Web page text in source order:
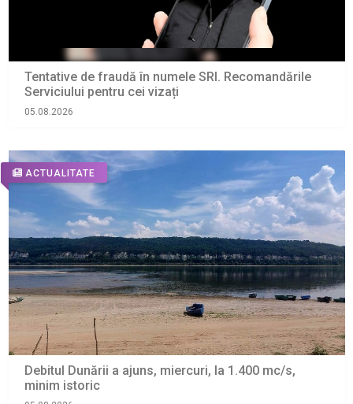
Tentative de fraudă în numele SRI. Recomandările
Serviciului pentru cei vizați
05.08.2026
ACTUALITATE
Debitul Dunării a ajuns, miercuri, la 1.400 mc/s,
minim istoric